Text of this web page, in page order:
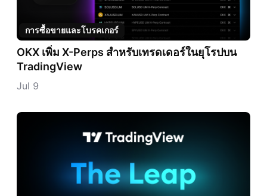
การซื้อขายและโบรคเกอร์
OKX เพิ่ม X-Perps สำหรับเทรดเดอร์ในยุโรปบน
TradingView
Jul 9